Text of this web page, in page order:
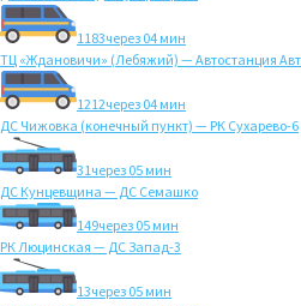
1183через 04 мин
ТЦ «Ждановичи» (Лебяжий) — Автостанция
1212через 04 мин
ДС Чижовка (конечный пункт) — РК Сухарево-6
31через 05 мин
ДС Кунцевщина — ДС Семашко
149через 05 мин
РК Люцинская — ДС Запад-3
13через 05 мин